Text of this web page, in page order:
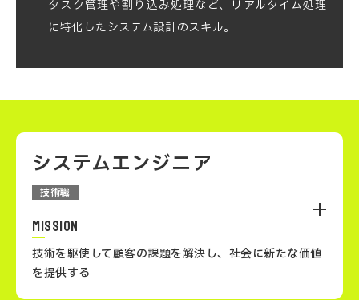
タスク管理や割り込み処理など、リアルタイム処理
に特化したシステム設計のスキル。
低消費電力設計
システムエンジニア
技術職
MISSION
技術を駆使して顧客の課題を解決し、社会に新たな価値
を提供する